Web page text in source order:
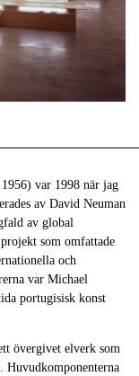
var 1998 när jag
av David Neuman
av global
som omfattade
och
var Michael
portugisisk konst
övergivet elverk som
Huvudkomponenterna